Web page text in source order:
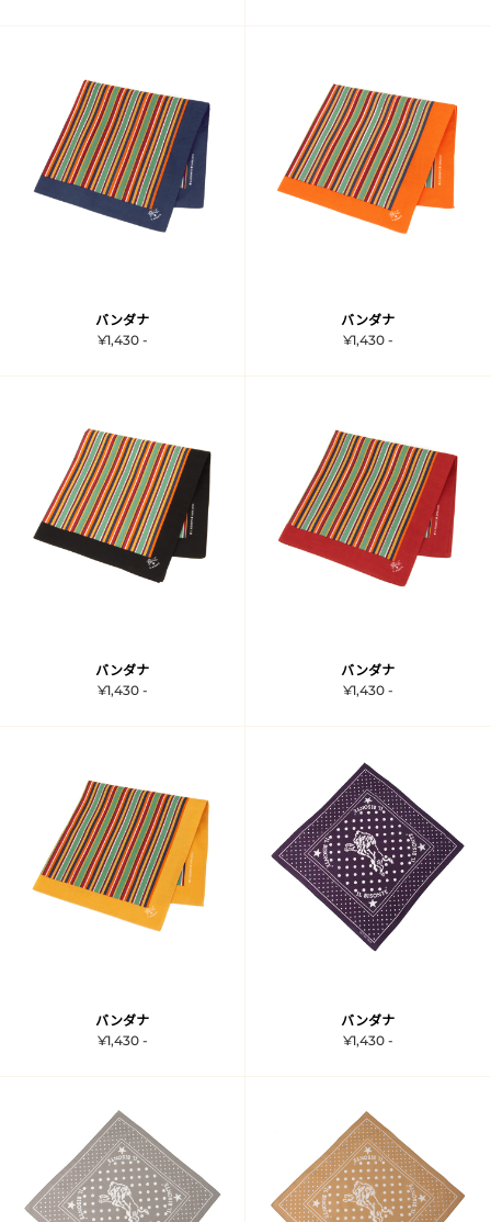
バンダナ
¥1,430 -
バンダナ
¥1,430 -
バンダナ
¥1,430 -
バンダナ
¥1,430 -
バンダナ
¥1,430 -
バンダナ
¥1,430 -